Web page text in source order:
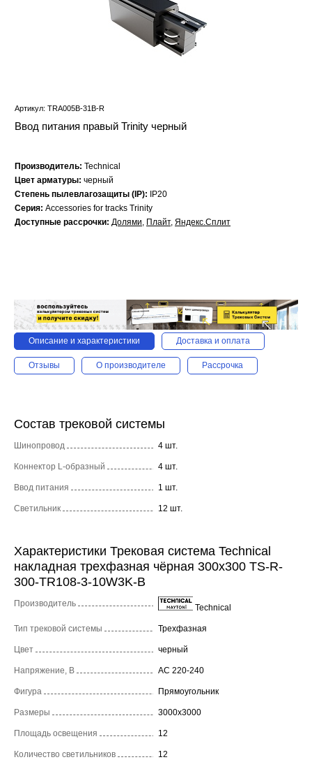
Артикул: TRA005B-31B-R
Ввод питания правый Trinity черный
Производитель: Technical
Цвет арматуры: черный
Степень пылевлагозащиты (IP):
IP20
Серия: Accessories for tracks Trinity
Доступные рассрочки: Долями, Плайт, Яндекс.Сплит
Описание и характеристики Доставка и оплата
Отзывы О производителе Рассрочка
Состав трековой системы
Шинопровод 4 шт.
Коннектор L-образный 4 шт.
Ввод питания 1 шт.
Светильник 12 шт.
Характеристики Трековая система Technical
накладная трехфазная чёрная 300x300 TS-R-
300-TR108-3-10W3K-B
Производитель Technical
Тип трековой системы Трехфазная
Цвет черный
Напряжение, В AC 220-240
Фигура Прямоугольник
Размеры 3000x3000
Площадь освещения 12
Количество светильников 12